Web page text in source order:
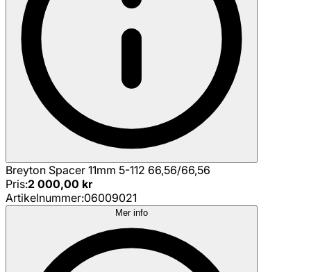
Breyton Spacer 11mm 5-112 66,56/66,56
Pris:2 000,00 kr
Artikelnummer:06009021
Mer info